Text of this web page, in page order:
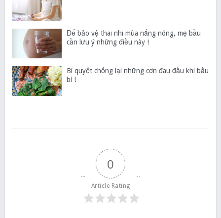
Để bảo vệ thai nhi mùa nắng nóng, mẹ bầu
cần lưu ý những điều này !
Bí quyết chống lại những cơn đau đầu khi bầu
bí !
0
Article Rating